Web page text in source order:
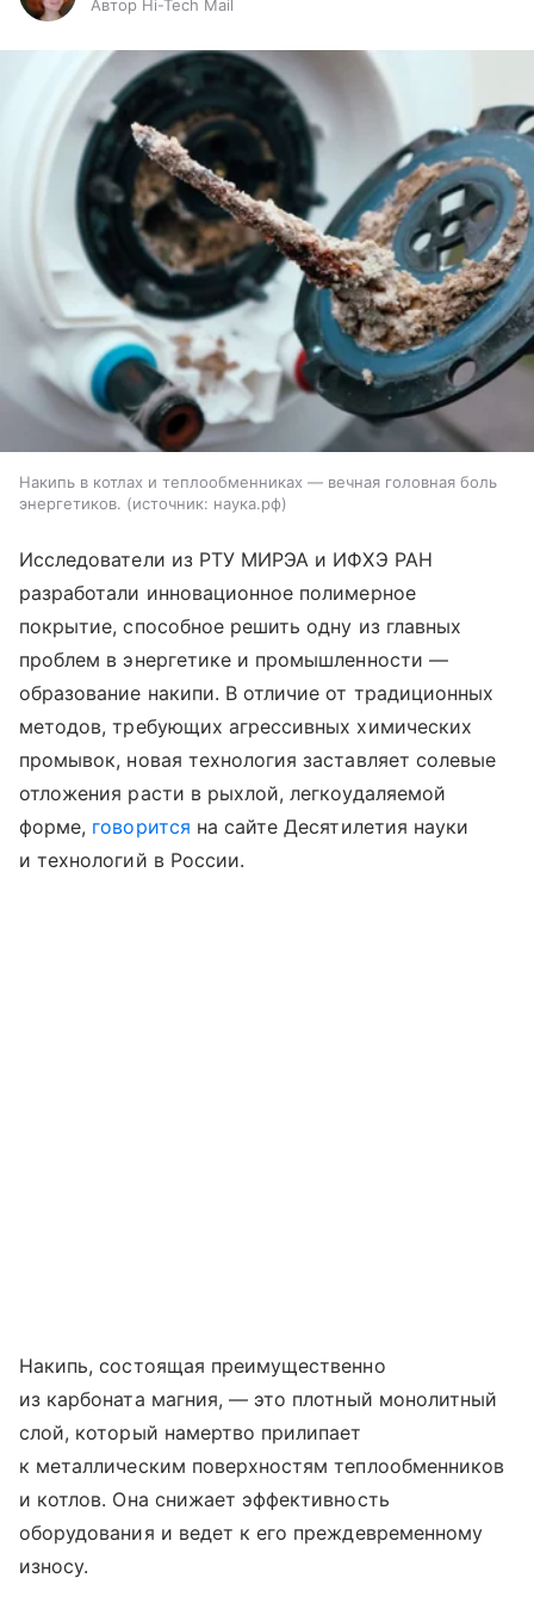
Автор Hi-Tech Mail
Накипь в котлах и теплообменниках — вечная головная боль
энергетиков.
источник: наука.рф
Исследователи из РТУ МИРЭА и ИФХЭ РАН
разработали инновационное полимерное
покрытие, способное решить одну из главных
проблем в энергетике и промышленности —
образование накипи. В отличие от традиционных
методов, требующих агрессивных химических
промывок, новая технология заставляет солевые
отложения расти в рыхлой, легкоудаляемой
форме, говорится на сайте Десятилетия науки
и технологий в России.
Накипь, состоящая преимущественно
из карбоната магния, — это плотный монолитный
слой, который намертво прилипает
к металлическим поверхностям теплообменников
и котлов. Она снижает эффективность
оборудования и ведет к его преждевременному
износу.